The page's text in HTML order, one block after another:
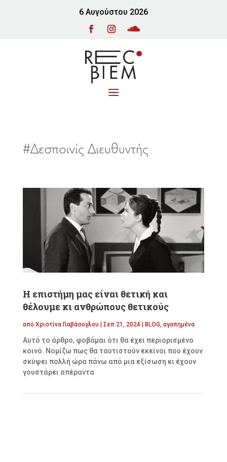
6 Αυγούστου 2026
#Δεσποινίς Διευθυντής
Η επιστήμη μας είναι θετική και
θέλουμε κι ανθρώπους θετικούς
από Χριστίνα Γιαβάσογλου | Σεπ 21, 2024| BLOG, αγαπημένα
Αυτό το άρθρο, φοβάμαι ότι θα έχει περιορισμένο
κοινό. Νομίζω πως θα ταυτιστούν εκείνοι που έχουν
σκύψει πολλή ώρα πάνω από μια εξίσωση κι έχουν
γουστάρει απέραντα